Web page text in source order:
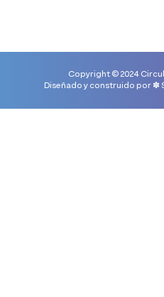
Copyright © 2024
Diseñado y construido por✽